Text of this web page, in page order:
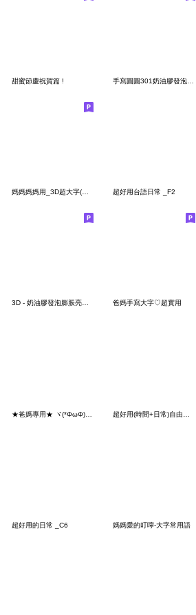
甜蜜節慶祝賀篇 !
超好用台語日常 _F2
3D - 奶油膠發泡膨脹亮彩(大人系正能量) 爸媽手寫大字♡超實用
超好用的日常 _C6 媽媽愛的叮嚀-大字常用語